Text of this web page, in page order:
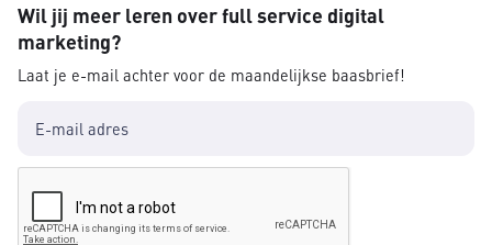
Wil jij meer leren over full service digital
marketing?
Laat je e-mail achter voor de maandelijkse baasbrief!